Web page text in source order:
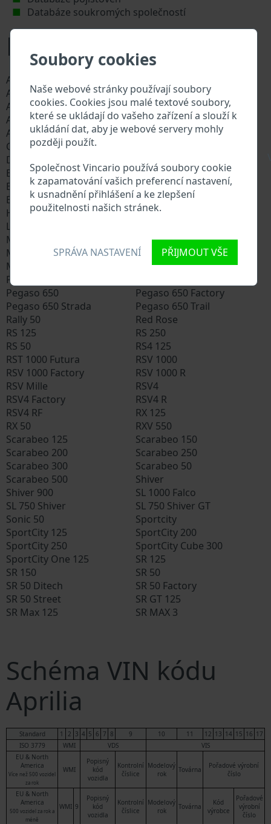
Soubory cookies
Naše webové stránky používají soubory
cookies. Cookies jsou malé textové soubory,
které se ukládají do vašeho zařízení a slouží k
ukládání dat, aby je webové servery mohly
později použít.
Společnost Vincario používá soubory cookie
k zapamatování vašich preferencí nastavení,
k usnadnění přihlášení a ke zlepšení
použitelnosti našich stránek.
SPRÁVA NASTAVENÍ PŘIJMOUT VŠE
Databáze soukromých společností
Modely Aprilia
AF1 Futura 125
Amico
Area 51
Atlantic 125
Atlantic 200
Atlantic 250
Atlantic 500
Atlantic 500 Sprint
Caponord 1200
Classic 125
Dorsoduro 750
ET 50
ETV 1000 Caponord
ETX 125
ETX 350
ETX 50
Gulliver 50
Habana 125
Leonardo 125
Leonardo 150
Mana 850
Mana 850 GT
Mojito
Mojito 125
MX 125
MX 50
Pegaso 125
Pegaso 650
Pegaso 650 Factory
Pegaso 650 Strada
Pegaso 650 Trail
Rally 50
Red Rose
RS 125
RS 250
RS 50
RS4 125
RST 1000 Futura
RSV 1000
RSV 1000 Factory
RSV 1000 R
RSV Mille
RSV4
RSV4 Factory
RSV4 R
RSV4 RF
RX 125
RX 50
RXV 550
Scarabeo 125
Scarabeo 150
Scarabeo 200
Scarabeo 250
Scarabeo 300
Scarabeo 50
Scarabeo 500
Shiver
Shiver 900
SL 1000 Falco
SL 750 Shiver
SL 750 Shiver GT
Sonic 50
Sportcity
SportCity 125
SportCity 200
SportCity 250
SportCity Cube 300
SportCity One 125
SR 125
SR 150
SR 50
SR 50 Ditech
SR 50 Factory
SR 50 Street
SR GT 125
SR Max 125
SR MAX 3
Schéma VIN kódu
Aprilia
Standard 1 2 3 4 5 6 7 8 9 10 11 12 13 14 15 16 17
ISO 3779
WMI VDS
VIS
EU & North
America
Více než 500 vozidel
za rok
WMI
Popisný
kód
vozidla
Kontrolní
číslice
Modelový
rok
Továrna
Pořadové výrobní
číslo
EU & North
America
500 vozidel za rok a
méně
WMI 9
Popisný
kód
vozidla
Kontrolní
číslice
Modelový
rok
Továrna
Kód
výrobce
Pořadové
výrobní
číslo